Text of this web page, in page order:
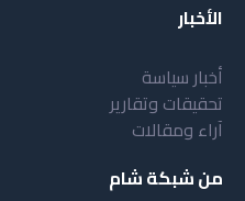
الأخبار
أخبار سياسة
تحقيقات وتقارير
آراء ومقالات
من شبكة شام